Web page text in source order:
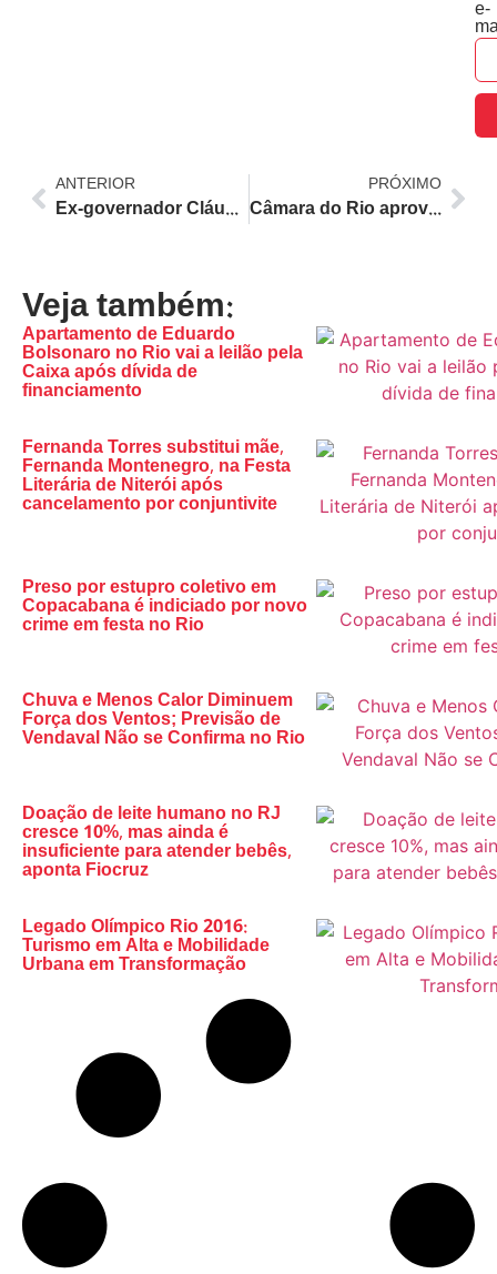
e-
ANTERIOR
Ex-governador Cláudio Castro é investigado por desvios milionários que afetam mendigos, aposentados e pagadores de impostos no Rio
PRÓXIMO
Câmara do Rio aprova projeto para preservação e difusão da cultura evangélica no município
Veja também:
Apartamento de Eduardo
Bolsonaro no Rio vai a leilão pela
Caixa após dívida de
financiamento
Fernanda Torres substitui mãe,
Fernanda Montenegro, na Festa
Literária de Niterói após
cancelamento por conjuntivite
Preso por estupro coletivo em
Copacabana é indiciado por novo
crime em festa no Rio
Chuva e Menos Calor Diminuem
Força dos Ventos; Previsão de
Vendaval Não se Confirma no Rio
Doação de leite humano no RJ
cresce 10%, mas ainda é
insuficiente para atender bebês,
aponta Fiocruz
Legado Olímpico Rio 2016:
Turismo em Alta e Mobilidade
Urbana em Transformação